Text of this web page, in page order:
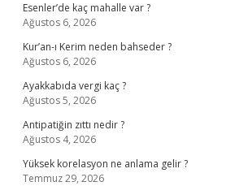
Esenler’de kaç mahalle var ?
Ağustos 6, 2026
Kur’an-ı Kerim neden bahseder ?
Ağustos 6, 2026
Ayakkabıda vergi kaç ?
Ağustos 5, 2026
Antipatiğin zıttı nedir ?
Ağustos 4, 2026
Yüksek korelasyon ne anlama gelir ?
Temmuz 29, 2026